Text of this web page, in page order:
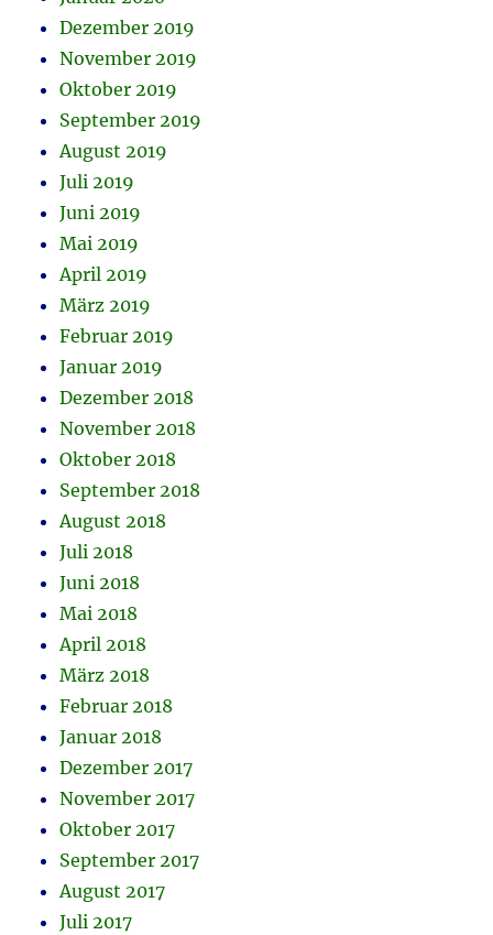
Dezember 2019
November 2019
Oktober 2019
September 2019
August 2019
Juli 2019
Juni 2019
Mai 2019
April 2019
März 2019
Februar 2019
Januar 2019
Dezember 2018
November 2018
Oktober 2018
September 2018
August 2018
Juli 2018
Juni 2018
Mai 2018
April 2018
März 2018
Februar 2018
Januar 2018
Dezember 2017
November 2017
Oktober 2017
September 2017
August 2017
Juli 2017